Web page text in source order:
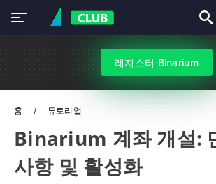
레지스터 Binarium
홈 튜토리얼
Binarium 계좌 개설:
사항 및 활성화